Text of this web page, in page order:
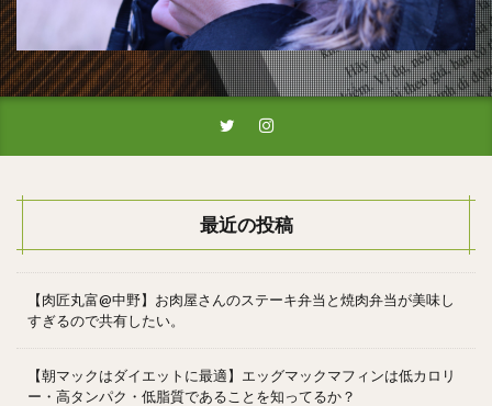
最近の投稿
【肉匠丸富@中野】お肉屋さんのステーキ弁当と焼肉弁当が美味し
すぎるので共有したい。
【朝マックはダイエットに最適】エッグマックマフィンは低カロリ
ー・高タンパク・低脂質であることを知ってるか？